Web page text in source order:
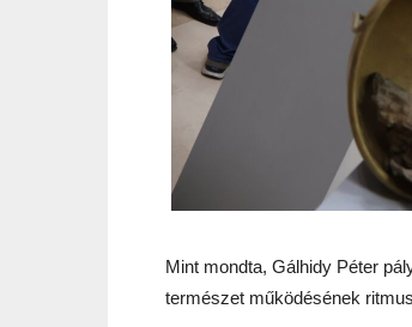
Mint mondta, Gálhidy Péter
természet működésének